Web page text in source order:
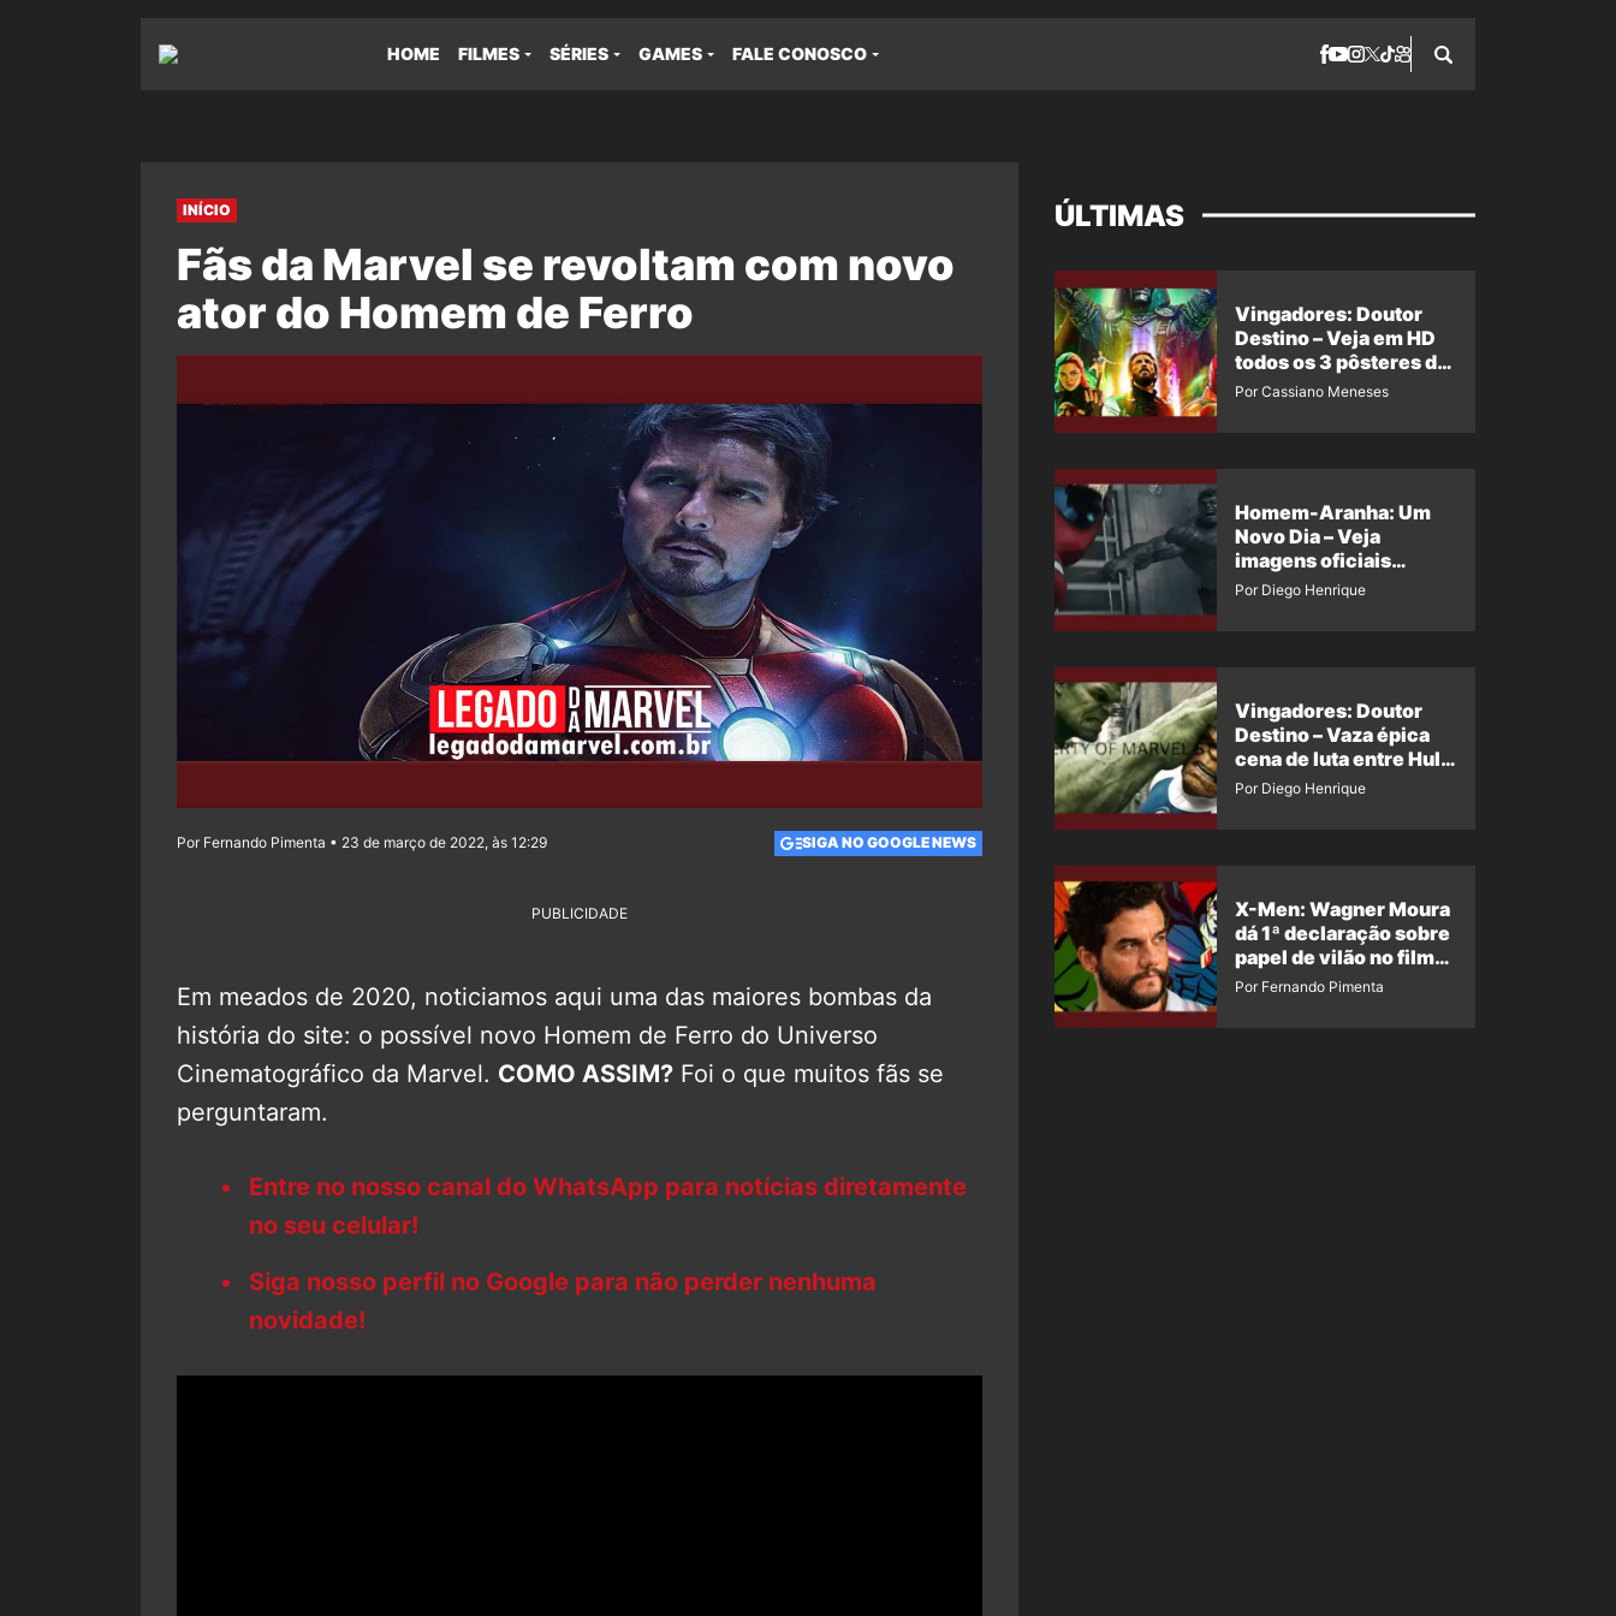
HOME FILMES SÉRIES GAMES FALE CONOSCO
INÍCIO
Fãs da Marvel se revoltam com novo
ator do Homem de Ferro
Por Fernando Pimenta • 23 de março de 2022, às 12:29 SIGA NO GOOGLE NEWS
PUBLICIDADE
Em meados de 2020, noticiamos aqui uma das maiores bombas da
história do site: o possível novo Homem de Ferro do Universo
Cinematográfico da Marvel. COMO ASSIM? Foi o que muitos fãs se
perguntaram.
Entre no nosso canal do WhatsApp para notícias diretamente
no seu celular!
Siga nosso perfil no Google para não perder nenhuma
novidade!
ÚLTIMAS
Vingadores: Doutor
Destino – Veja em HD
todos os 3 pôsteres de
‘Doomsday’ + 1 imagem
Por Cassiano Meneses
Homem-Aranha: Um
Novo Dia – Veja
imagens oficiais
descartadas do Hulk
Por Diego Henrique
Vingadores: Doutor
Destino – Vaza épica
cena de luta entre Hulk
e o Coisa
Por Diego Henrique
X-Men: Wagner Moura
dá 1ª declaração sobre
papel de vilão no filme
da Marvel
Por Fernando Pimenta